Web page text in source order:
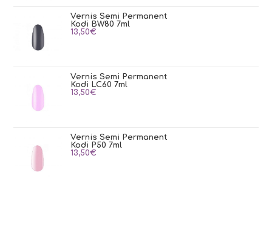
Vernis Semi Permanent
Kodi BW80 7ml
13,50€
Vernis Semi Permanent
Kodi LC60 7ml
13,50€
Vernis Semi Permanent
Kodi P50 7ml
13,50€